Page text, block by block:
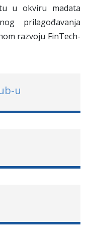
u okviru madata
prilagođavanja
razvoju FinTech-
u